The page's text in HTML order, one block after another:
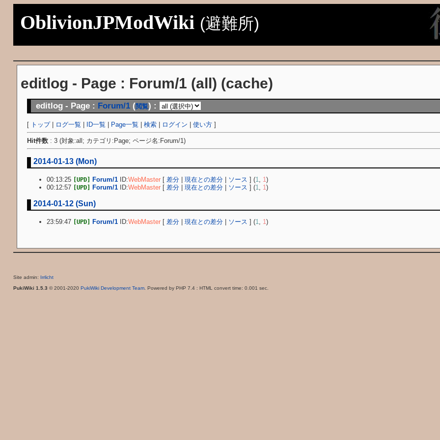
OblivionJPModWiki (避難所)
editlog - Page : Forum/1 (all) (cache)
editlog - Page : Forum/1 (閲覧) :
[ トップ| ログ一覧 | ID一覧 | Page一覧 |検索 | ログイン |使い方 ]
Hit件数 : 3 (対象:all; カテゴリ:Page; ページ名:Forum/1)
2014-01-13 (Mon)
00:13:25 [UPD] Forum/1 ID:WebMaster [差分 |現在との差分 ソース ] (1, 1)
00:12:57
[UPD] Forum/1 ID:WebMaster [差分 |現在との差分 ソース ] (1, 1)
2014-01-12 (Sun)
23:59:47 [UPD] Forum/1 ID:WebMaster [差分 |現在との差分 ソース ] (1, 1)
Site admin: Irrlicht
PukiWiki 1.5.3 © 2001-2020 PukiWiki Development Team. Powered by PHP 7.4 : HTML convert time: 0.001 sec.